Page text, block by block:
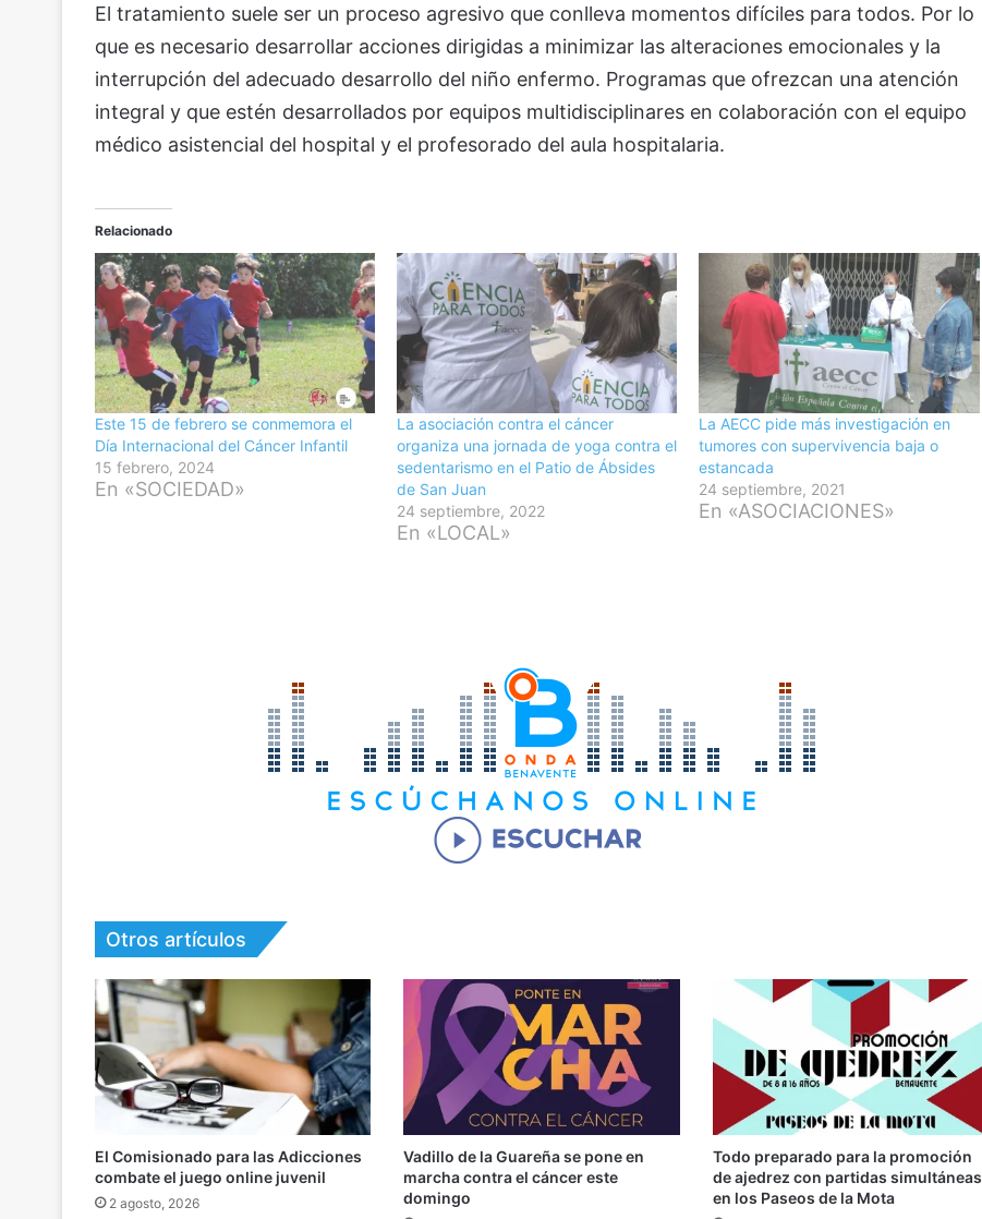
El tratamiento suele ser un proceso agresivo que conlleva momentos difíciles para todos. Por lo
que es necesario desarrollar acciones dirigidas a minimizar las alteraciones emocionales y la
interrupción del adecuado desarrollo del niño enfermo. Programas que ofrezcan una atención
integral y que estén desarrollados por equipos multidisciplinares en colaboración con el equipo
médico asistencial del hospital y el profesorado del aula hospitalaria.
Relacionado
Este 15 de febrero se conmemora el
Día Internacional del Cáncer Infantil
15 febrero, 2024
En «SOCIEDAD»
La asociación contra el cáncer
organiza una jornada de yoga contra el
sedentarismo en el Patio de Ábsides
de San Juan
24 septiembre, 2022
En «LOCAL»
La AECC pide más investigación en
tumores con supervivencia baja o
estancada
24 septiembre, 2021
En «ASOCIACIONES»
Otros artículos
El Comisionado para las Adicciones
combate el juego online juvenil
2 agosto, 2026
Vadillo de la Guareña se pone en
marcha contra el cáncer este
domingo
Todo preparado para la promoción
de ajedrez con partidas simultáneas
en los Paseos de la Mota